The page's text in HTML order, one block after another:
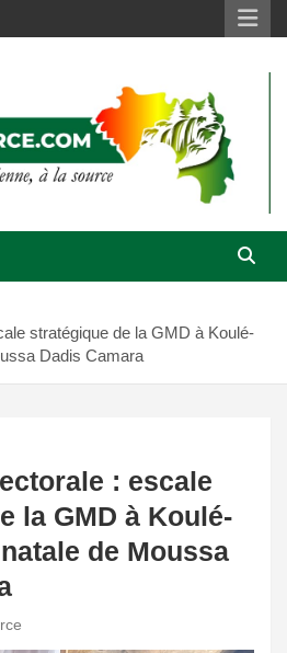
stratégique de la GMD à Koulé-
Dadis Camara
: escale
la GMD à Koulé-
de Moussa